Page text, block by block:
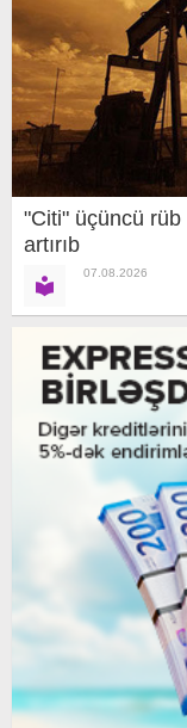
"Citi" üçüncü
artırıb
07.08.2026